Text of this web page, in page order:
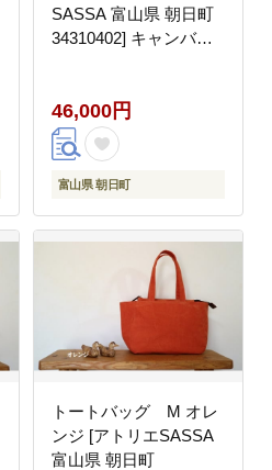
SASSA 富山県 朝日町
34310402] キャンバス
稽古バッグ
46,000円
富山県 朝日町
トートバッグ M オレ
ンジ [アトリエSASSA
富山県 朝日町